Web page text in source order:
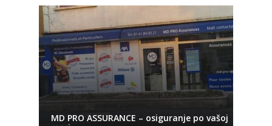
MD PRO ASSURANCE – osiguranje po vašoj